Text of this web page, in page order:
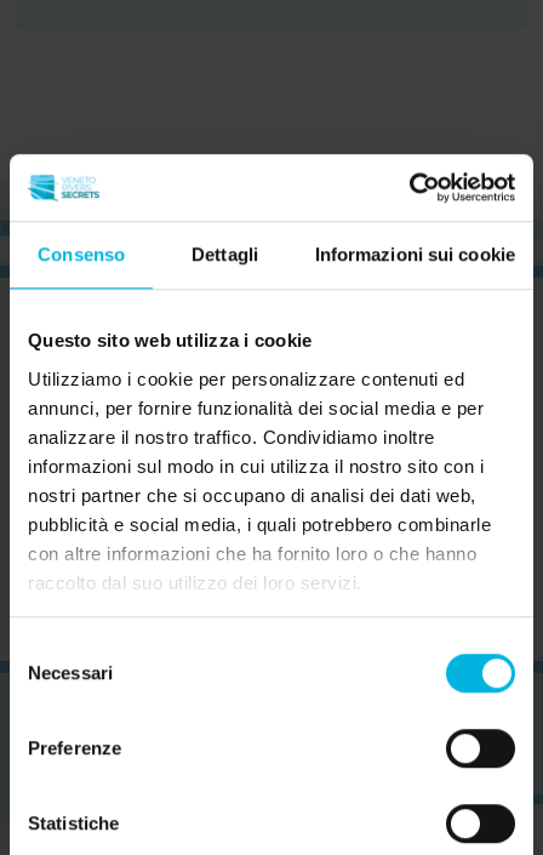
Consenso Dettagli Informazioni sui cookie
Questo sito web utilizza i cookie
Utilizziamo i cookie per personalizzare contenuti ed
annunci, per fornire funzionalità dei social media e per
analizzare il nostro traffico. Condividiamo inoltre
informazioni sul modo in cui utilizza il nostro sito con i
nostri partner che si occupano di analisi dei dati web,
pubblicità e social media, i quali potrebbero combinarle
con altre informazioni che ha fornito loro o che hanno
raccolto dal suo utilizzo dei loro servizi.
delNecessari
Preferenze
Statistiche
NEWSLETTER!
Iscrivimi alla newsletter (ti verrà inviata una mail
con un link di conferma).
Privacy Policy